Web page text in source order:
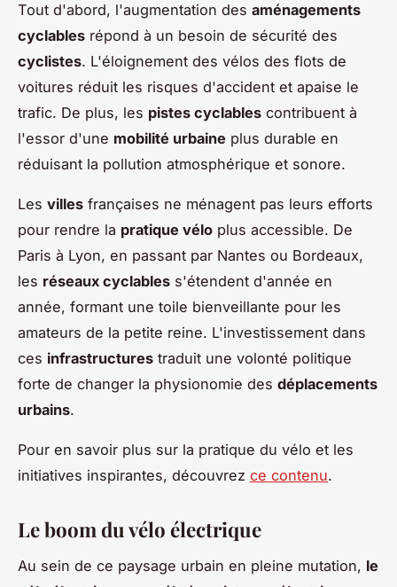
Tout d'abord, l'augmentation des aménagements
cyclables répond à un besoin de sécurité des
cyclistes. L'éloignement des vélos des flots de
voitures réduit les risques d'accident et apaise le
trafic. De plus, les pistes cyclables contribuent à
l'essor d'une mobilité urbaine plus durable en
réduisant la pollution atmosphérique et sonore.
Les villes françaises ne ménagent pas leurs efforts
pour rendre la pratique vélo plus accessible. De
Paris à Lyon, en passant par Nantes ou Bordeaux,
les réseaux cyclables s'étendent d'année en
année, formant une toile bienveillante pour les
amateurs de la petite reine. L'investissement dans
ces infrastructures traduit une volonté politique
forte de changer la physionomie des déplacements
urbains.
Pour en savoir plus sur la pratique du vélo et les
initiatives inspirantes, découvrez ce contenu.
Le boom du vélo électrique
Au sein de ce paysage urbain en pleine mutation, le